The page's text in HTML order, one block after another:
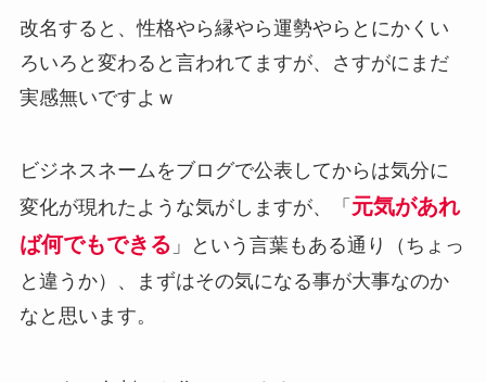
改名すると、性格やら縁やら運勢やらとにかくい
ろいろと変わると言われてますが、さすがにまだ
実感無いですよｗ
ビジネスネームをブログで公表してからは気分に
変化が現れたような気がしますが、「 元気があれ
ば何でもできる 」という言葉もある通り（ちょっ
と違うか）、まずはその気になる事が大事なのか
なと思います。